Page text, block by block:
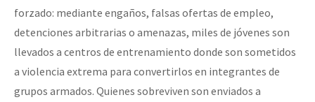
forzado: mediante engaños, falsas ofertas de empleo,
detenciones arbitrarias o amenazas, miles de jóvenes son
llevados a centros de entrenamiento donde son sometidos
a violencia extrema para convertirlos en integrantes de
grupos armados. Quienes sobreviven son enviados a